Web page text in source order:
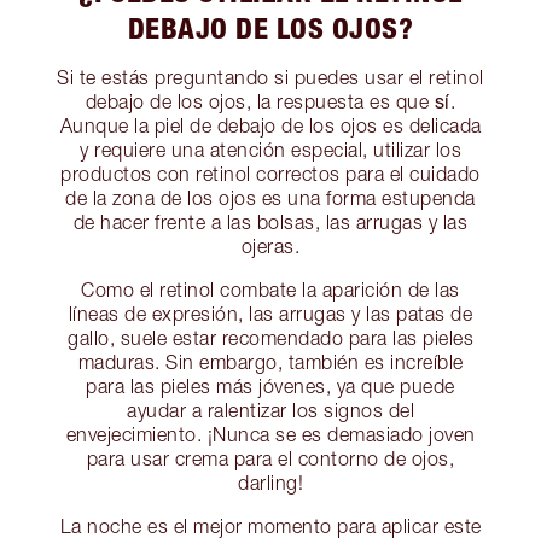
DEBAJO DE LOS OJOS?
Si te estás preguntando si puedes usar el retinol
debajo de los ojos, la respuesta es que sí.
Aunque la piel de debajo de los ojos es delicada
y requiere una atención especial, utilizar los
productos con retinol correctos para el cuidado
de la zona de los ojos es una forma estupenda
de hacer frente a las bolsas, las arrugas y las
ojeras.
Como el retinol combate la aparición de las
líneas de expresión, las arrugas y las patas de
gallo, suele estar recomendado para las pieles
maduras. Sin embargo, también es increíble
para las pieles más jóvenes, ya que puede
ayudar a ralentizar los signos del
envejecimiento. ¡Nunca se es demasiado joven
para usar crema para el contorno de ojos,
darling!
La noche es el mejor momento para aplicar este